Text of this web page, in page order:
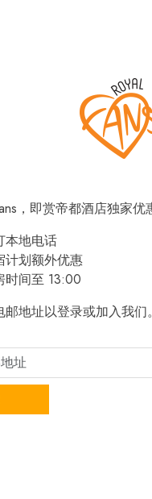
，即赏帝都酒店独家优
本地电话
计划额外优惠
时间至 13:00
地址以登录或加入我们。